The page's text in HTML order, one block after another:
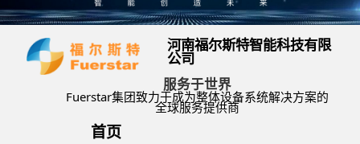
河南福尔斯特智能科技有限
公司
服务于世界
Fuerstar集团致力于成为整体设备系统解决方案的
全球服务提供商
首页